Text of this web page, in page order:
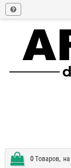
0Tоваров, на